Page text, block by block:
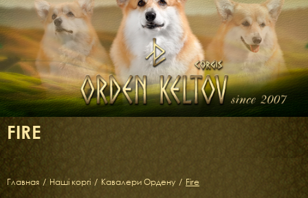
FIRE
Главная / Наші коргі / Кавалери Ордену / Fire
ОРДЕН КЕЛЬТІВ
НОВИНИ
ДИТЯЧА КІМНАТА
КОНТАКТИ
НАШІ КОРГІ
ДАМИ ОРДЕНУ
КАВАЛЕРИ ОРДЕНУ
ДИТЯЧА КІМНАТА
БІБЛІОТЕКА